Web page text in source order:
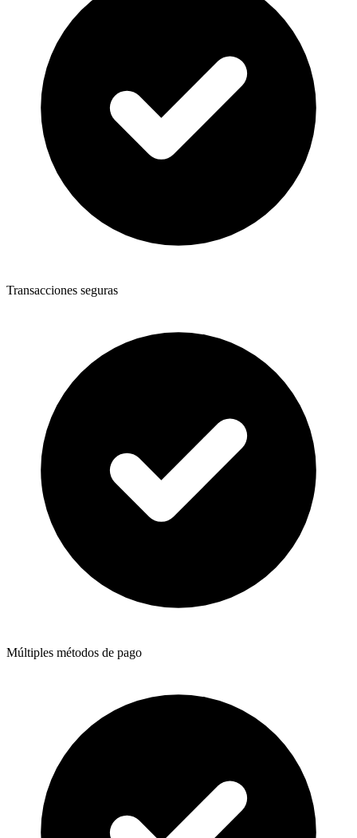
Transacciones seguras
Múltiples métodos de pago